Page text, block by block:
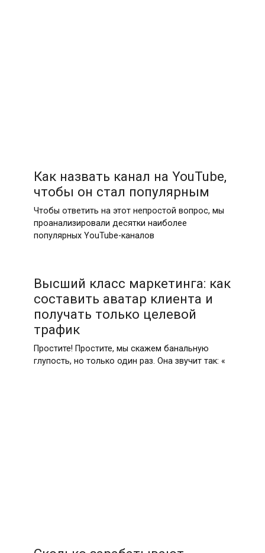
Как назвать канал на YouTube,
чтобы он стал популярным
Чтобы ответить на этот непростой вопрос, мы
проанализировали десятки наиболее
популярных YouTube-каналов
Высший класс маркетинга: как
составить аватар клиента и
получать только целевой
трафик
Простите! Простите, мы скажем банальную
глупость, но только один раз. Она звучит так: «